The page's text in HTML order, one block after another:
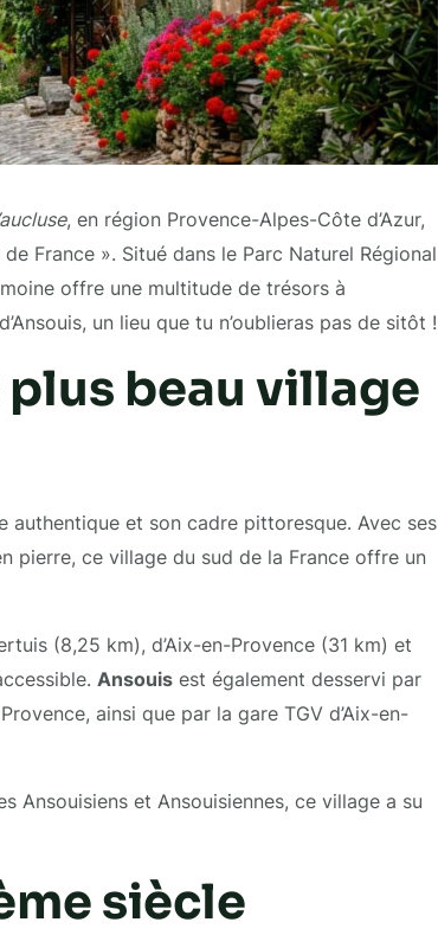
, en région Provence-Alpes-Côte d’Azur,
France ». Situé dans le Parc Naturel Régional
offre une multitude de trésors à
un lieu que tu n’oublieras pas de sitôt !
beau village
et son cadre pittoresque. Avec ses
pierre, ce village du sud de la France offre un
(8,25 km), d’Aix-en-Provence (31 km) et
Ansouisest également desservi par
ainsi que par la gare TGV d’Aix-en-
Ansouisiens et Ansouisiennes, ce village a su
siècle